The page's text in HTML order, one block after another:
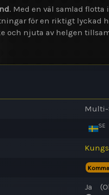
. Med en väl samlad flotta
för en riktigt lyckad
och njuta av helgen
Multi-
SE
Ja (